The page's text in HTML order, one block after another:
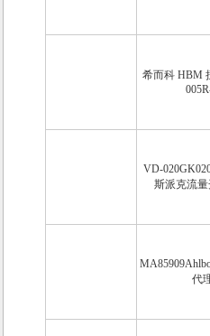
希而科 HBM
VD-
斯派克流
代